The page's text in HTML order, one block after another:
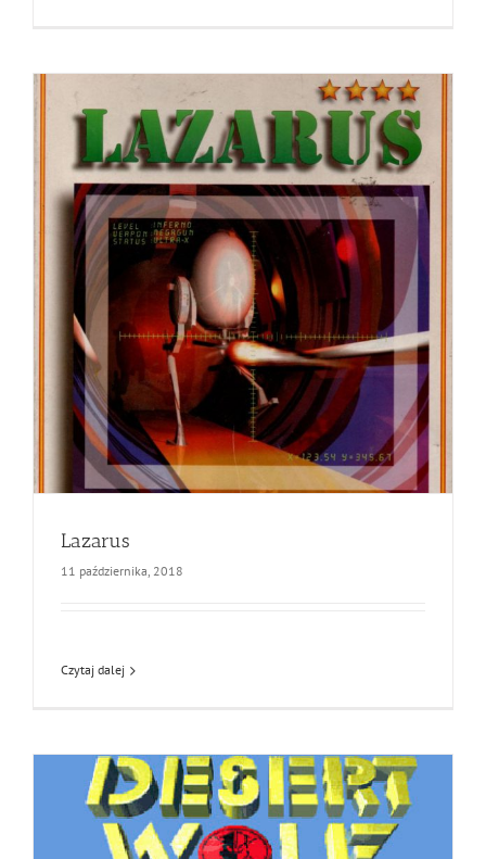
Lazarus
11 października, 2018
Czytaj dalej